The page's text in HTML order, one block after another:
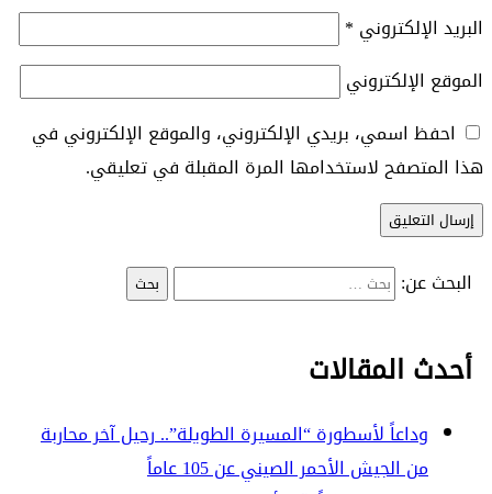
البريد الإلكتروني *
الموقع الإلكتروني
احفظ اسمي، بريدي الإلكتروني، والموقع الإلكتروني في
هذا المتصفح لاستخدامها المرة المقبلة في تعليقي.
البحث عن:
أحدث المقالات
وداعاً لأسطورة “المسيرة الطويلة”.. رحيل آخر محاربة
من الجيش الأحمر الصيني عن 105 عاماً